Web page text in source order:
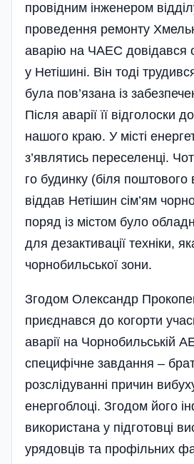
провідним інженером
проведення ремонту
аварію на ЧАЕС довідався
у Нетішині. Він тоді
була пов’язана із
Після аварії її відголоски
нашого краю. У місті
з’являтись переселенці.
го будинку (біля поштового
віддав Нетішин сім’ям
поряд із містом було
для дезактивації техніки,
чорнобильської зони.
Згодом Олександр
приєднався до когорти
аварії на Чорнобильській
специфічне завдання –
розслідуванні причин
енергоблоці. Згодом його
використана у підготовці
урядовців та профільних